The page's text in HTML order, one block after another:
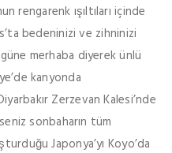
rengarenk ışıltıları içinde
bedeninizi ve zihninizi
merhaba diyerek ünlü
kanyonda
Zerzevan Kalesi’nde
sonbaharın tüm
Japonya’yı Koyo’da